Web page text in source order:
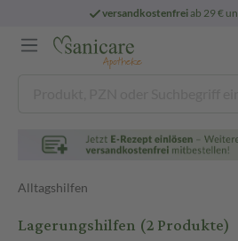
versandkostenfreiab 29 €
Alltagshilfen
Lagerungshilfen (2 Produkte)